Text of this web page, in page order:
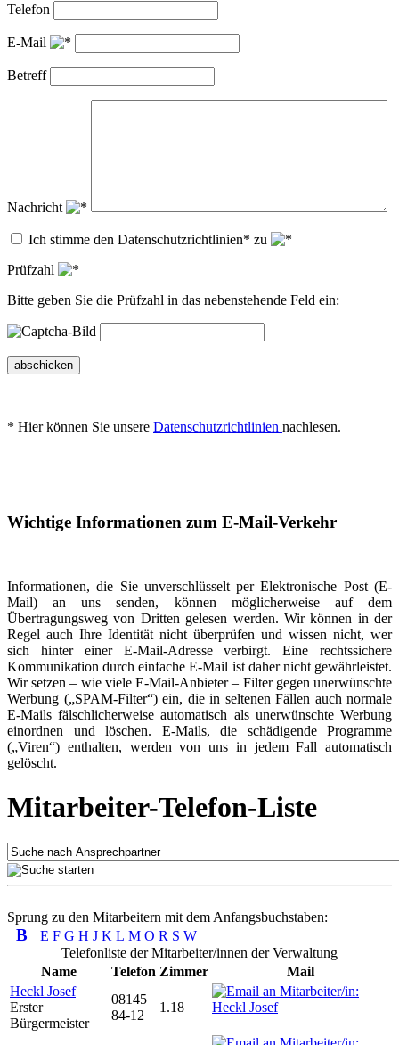
Telefon
E-Mail
Betreff
Nachricht
Ich stimme den Datenschutzrichtlinien* zu
Prüfzahl
Bitte geben Sie die Prüfzahl in das nebenstehende Feld ein:
abschicken
* Hier können Sie unsere Datenschutzrichtlinien nachlesen.
Wichtige Informationen zum E-Mail-Verkehr
Informationen, die Sie unverschlüsselt per Elektronische Post (E-
Mail) an uns senden, können möglicherweise auf dem
Übertragungsweg von Dritten gelesen werden. Wir können in der
Regel auch Ihre Identität nicht überprüfen und wissen nicht, wer
sich hinter einer E-Mail-Adresse verbirgt. Eine rechtssichere
Kommunikation durch einfache E-Mail ist daher nicht gewährleistet.
Wir setzen – wie viele E-Mail-Anbieter – Filter gegen unerwünschte
Werbung („SPAM-Filter“) ein, die in seltenen Fällen auch normale
E-Mails fälschlicherweise automatisch als unerwünschte Werbung
einordnen und löschen. E-Mails, die schädigende Programme
(„Viren“) enthalten, werden von uns in jedem Fall automatisch
gelöscht.
Mitarbeiter-Telefon-Liste
Sprung zu den Mitarbeitern mit dem Anfangsbuchstaben:
B E F G H J K L M O R S W
Telefonliste der Mitarbeiter/innen der Verwaltung
Name
Telefon Zimmer
Mail
Heckl Josef
Erster
Bürgermeister
08145
84-12
1.18